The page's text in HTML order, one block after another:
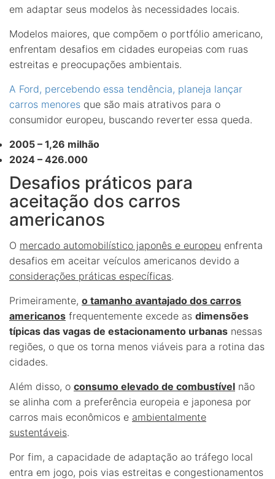
em adaptar seus modelos às necessidades locais.
Modelos maiores, que compõem o portfólio americano,
enfrentam desafios em cidades europeias com ruas
estreitas e preocupações ambientais.
A Ford, percebendo essa tendência, planeja lançar
carros menores que são mais atrativos para o
consumidor europeu, buscando reverter essa queda.
2005 – 1,26 milhão
2024 – 426.000
Desafios práticos para
aceitação dos carros
americanos
O mercado automobilístico japonês e europeu enfrenta
desafios em aceitar veículos americanos devido a
considerações práticas específicas.
Primeiramente, o tamanho avantajado dos carros
americanos frequentemente excede as dimensões
típicas das vagas de estacionamento urbanas nessas
regiões, o que os torna menos viáveis para a rotina das
cidades.
Além disso, o consumo elevado de combustível não
se alinha com a preferência europeia e japonesa por
carros mais econômicos e ambientalmente
sustentáveis.
Por fim, a capacidade de adaptação ao tráfego local
entra em jogo, pois vias estreitas e congestionamentos